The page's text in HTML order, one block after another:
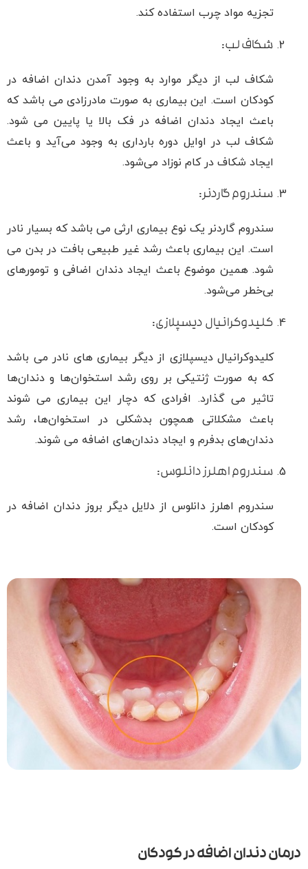
تجزیه مواد چرب استفاده کند.
شکاف لب:
شکاف لب از دیگر موارد به وجود آمدن دندان اضافه در
کودکان است. این بیماری به صورت مادرزادی می باشد که
باعث ایجاد دندان اضافه در فک بالا یا پایین می شود.
شکاف لب در اوایل دوره بارداری به وجود می‌آید و باعث
ایجاد شکاف در کام نوزاد می‌شود.
سندروم گاردنر:
سندروم گاردنر یک نوع بیماری ارثی می باشد که بسیار نادر
است. این بیماری باعث رشد غیر طبیعی بافت در بدن می
شود. همین موضوع باعث ایجاد دندان اضافی و تومورهای
بی‌خطر می‌شود.
کلیدوکرانیال دیسپلازی:
کلیدوکرانیال دیسپلازی از دیگر بیماری های نادر می باشد
که به صورت ژنتیکی بر روی رشد استخوان‌ها و دندان‌ها
تاثیر می گذارد. افرادی که دچار این بیماری می شوند
باعث مشکلاتی همچون بدشکلی در استخوان‌ها، رشد
دندان‌های بدفرم و ایجاد دندان‌های اضافه می شوند.
سندروم اهلرز دانلوس:
سندروم اهلرز دانلوس از دلایل دیگر بروز دندان اضافه در
کودکان است.
درمان دندان اضافه در کودکان